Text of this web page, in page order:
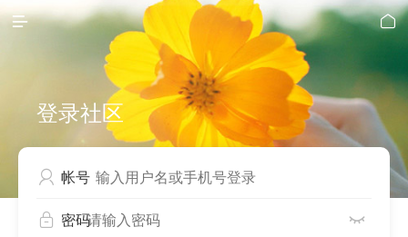
 
登录社区
 帐号
 密码 